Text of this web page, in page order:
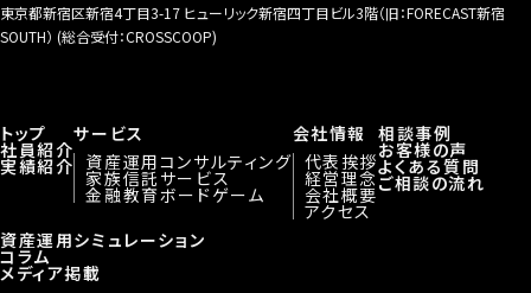
東京都新宿区新宿4丁目3-17 ヒューリック新宿四丁目ビル3階（旧：FORECAST新宿
SOUTH） (総合受付：CROSSCOOP)
トップ
社員紹介
実績紹介
サービス
資産運用コンサルティング
家族信託サービス
金融教育ボードゲーム
会社情報
代表挨拶
経営理念
会社概要
アクセス
相談事例
お客様の声
よくある質問
ご相談の流れ
資産運用シミュレーション
コラム
メディア掲載